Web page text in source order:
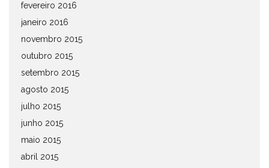
fevereiro 2016
janeiro 2016
novembro 2015
outubro 2015
setembro 2015
agosto 2015
julho 2015
junho 2015
maio 2015
abril 2015